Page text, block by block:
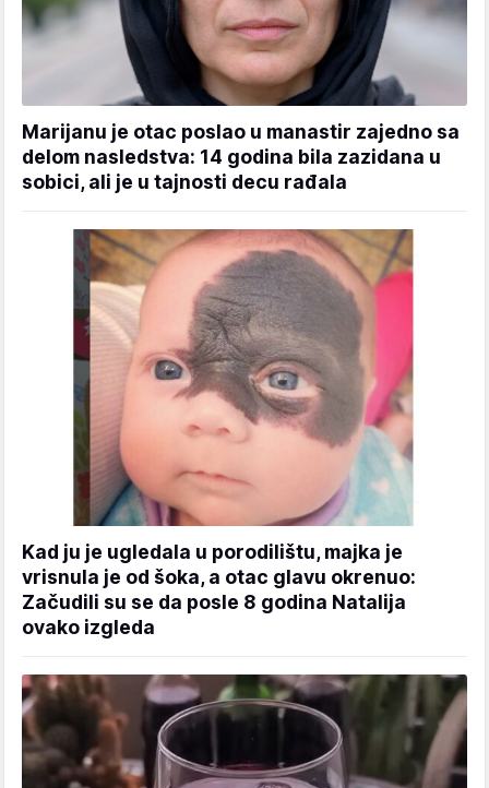
Marijanu je otac poslao u manastir zajedno sa
delom nasledstva: 14 godina bila zazidana u
sobici, ali je u tajnosti decu rađala
Kad ju je ugledala u porodilištu, majka je
vrisnula je od šoka, a otac glavu okrenuo:
Začudili su se da posle 8 godina Natalija
ovako izgleda